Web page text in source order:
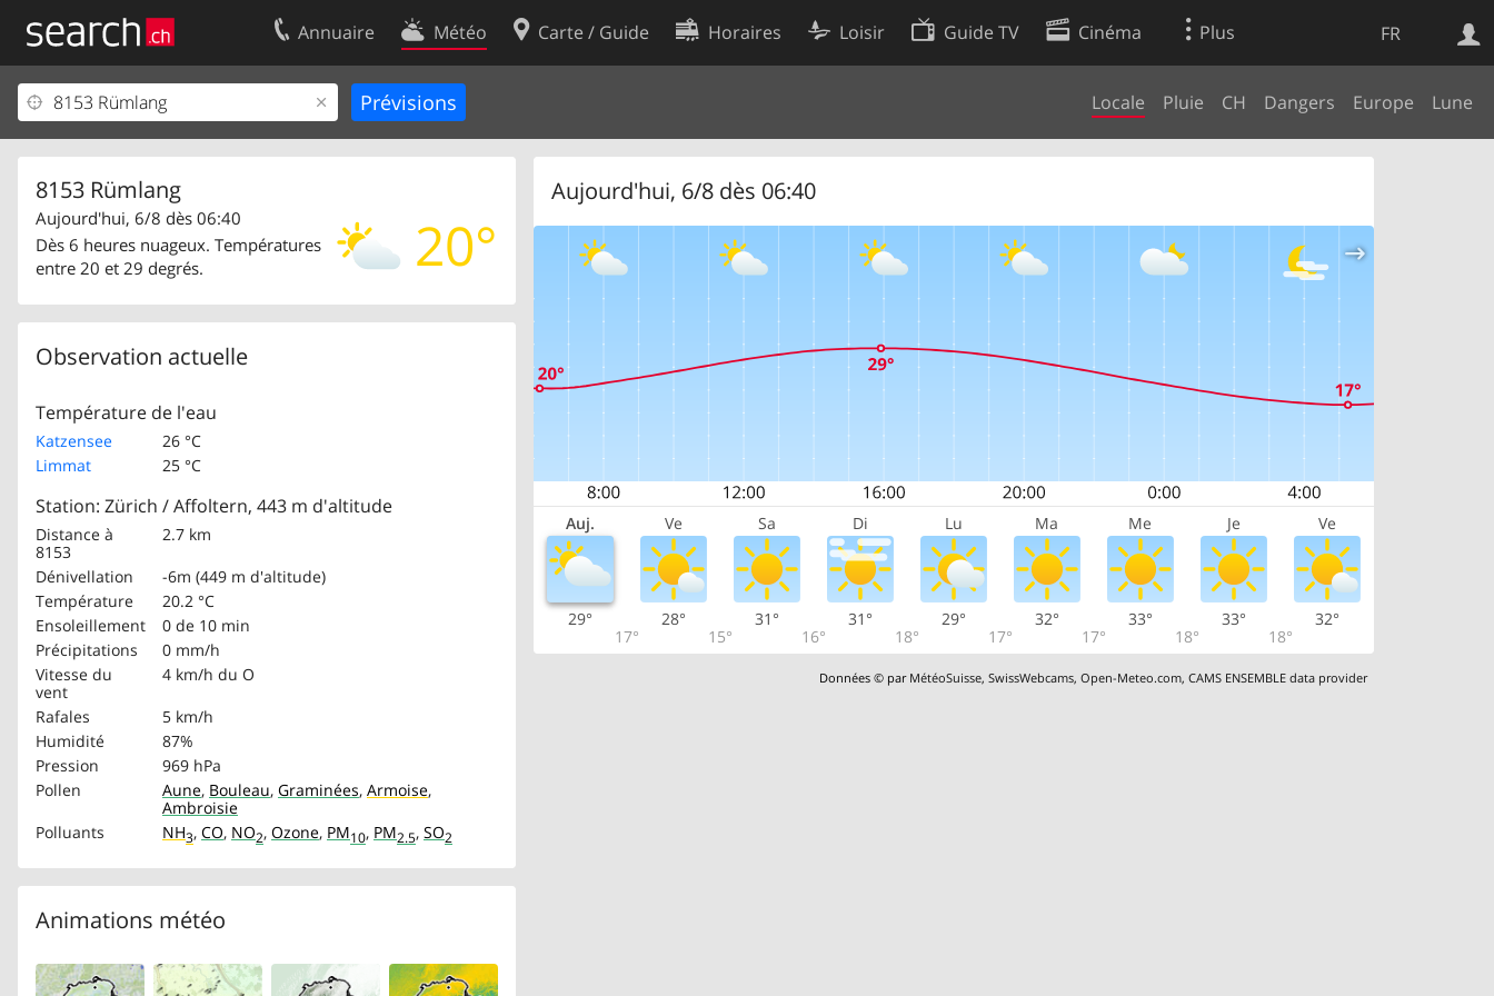
FR
Annuaire Météo Carte / Guide Horaires Loisir Guide TV Cinéma Plus
Locale Pluie CH Dangers Europe Lune
8153 Rümlang
20°
Aujourd'hui, 6/8 dès 06:40
Dès 6 heures nuageux. Températures
entre 20 et 29 degrés.
Observation actuelle
Température de l'eau
Katzensee
26 °C
Limmat
25 °C
Station: Zürich / Affoltern, 443 m d'altitude
Distance à
8153
2.7 km
Dénivellation
-6m (449 m d'altitude)
Température
20.2 °C
Ensoleillement
0 de 10 min
Précipitations
0 mm/h
Vitesse du
vent
4 km/h du O
Rafales
5 km/h
Humidité
87%
Pression
969 hPa
Pollen
Aune, Bouleau, Graminées, Armoise,
Ambroisie
Polluants
NH3, CO, NO2, Ozone, PM10, PM2.5, SO2
Animations météo
Aujourd'hui, 6/8 dès 06:40
Auj. Ve Sa Di Lu Ma Me Je Ve
29°
17°
28°
15°
31°
16°
31°
18°
29°
17°
32°
17°
33°
18°
33°
18°
32°
Données © par MétéoSuisse,SwissWebcams,Open-Meteo.com,CAMS ENSEMBLE data provider
Web
Votre inscription
Centre clients
Mentions Légales
Contact
Conditions d’utilisation
Préférences de cookies